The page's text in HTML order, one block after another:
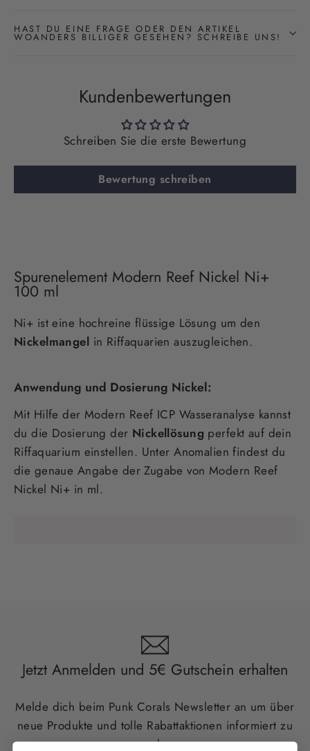
HAST DU EINE FRAGE ODER DEN ARTIKEL
WOANDERS BILLIGER GESEHEN? SCHREIBE UNS!
Kundenbewertungen
Schreiben Sie die erste Bewertung
Bewertung schreiben
Spurenelement Modern Reef Nickel Ni+
100 ml
Ni+ ist eine hochreine flüssige Lösung um den
Nickelmangel in Riffaquarien auszugleichen.
Anwendung und Dosierung Nickel:
Mit Hilfe der Modern Reef ICP Wasseranalyse kannst
du die Dosierung der Nickellösung perfekt auf dein
Riffaquarium einstellen. Unter Anomalien findest du
die genaue Angabe der Zugabe von Modern Reef
Nickel Ni+ in ml.
Jetzt Anmelden und 5€ Gutschein erhalten
Melde dich beim Punk Corals Newsletter an um über
neue Produkte und tolle Rabattaktionen informiert zu
werden.